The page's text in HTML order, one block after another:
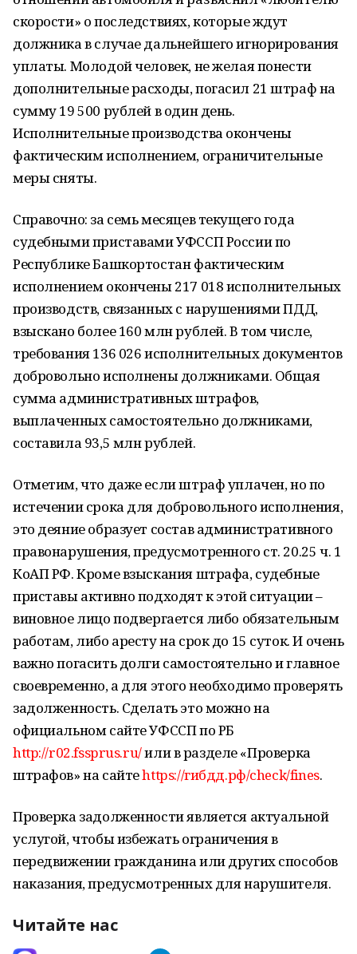
скорости» о последствиях, которые ждут
должника в случае дальнейшего игнорирования
уплаты. Молодой человек, не желая понести
дополнительные расходы, погасил 21 штраф на
сумму 19 500 рублей в один день.
Исполнительные производства окончены
фактическим исполнением, ограничительные
меры сняты.
Справочно: за семь месяцев текущего года
судебными приставами УФССП России по
Республике Башкортостан фактическим
исполнением окончены 217 018 исполнительных
производств, связанных с нарушениями ПДД,
взыскано более 160 млн рублей. В том числе,
требования 136 026 исполнительных документов
добровольно исполнены должниками. Общая
сумма административных штрафов,
выплаченных самостоятельно должниками,
составила 93,5 млн рублей.
Отметим, что даже если штраф уплачен, но по
истечении срока для добровольного исполнения,
это деяние образует состав административного
правонарушения, предусмотренного ст. 20.25 ч. 1
КоАП РФ. Кроме взыскания штрафа, судебные
приставы активно подходят к этой ситуации –
виновное лицо подвергается либо обязательным
работам, либо аресту на срок до 15 суток. И очень
важно погасить долги самостоятельно и главное
своевременно, а для этого необходимо проверять
задолженность. Сделать это можно на
официальном сайте УФССП по РБ
http://r02.fssprus.ru/или в разделе «Проверка
штрафов» на сайтеhttps://гибдд.рф/check/fines.
Проверка задолженности является актуальной
услугой, чтобы избежать ограничения в
передвижении гражданина или других способов
наказания, предусмотренных для нарушителя.
Читайте нас